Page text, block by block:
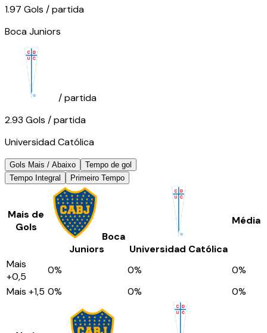
1.97 Gols / partida
Boca Juniors
/ partida
2.93 Gols / partida
Universidad Católica
Gols Mais / Abaixo
Tempo de gol
Tempo Integral
Primeiro Tempo
Mais de
Gols
Boca
Juniors
Universidad Católica
Média
Mais
+0,5
0% 0% 0%
Mais +1,5 0% 0% 0%